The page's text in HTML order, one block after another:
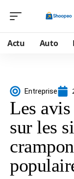
Actu Auto
Entreprise
Les
sur les